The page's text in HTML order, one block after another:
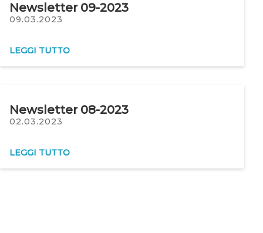
Newsletter 09-2023
09.03.2023
LEGGI TUTTO
Newsletter 08-2023
02.03.2023
LEGGI TUTTO